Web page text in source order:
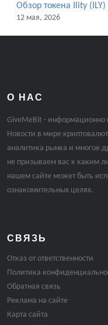
Обзор токена Ility
12 мая, 2026
О НАС
GiveMeBit - информационно
Новости в мире
аналитика рынка и многое
не призываем вас к каким
нашем сайте может быть
ознакомительных целях.
СВЯЗЬ
Отказ от ответственности
Политика
Обратная связь
Реклама на сайте
Карта сайта